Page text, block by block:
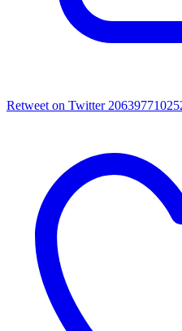
Retweet on Twitter